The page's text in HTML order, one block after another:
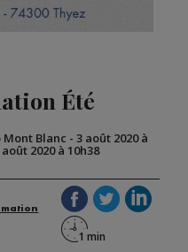
Été
Blanc - 3 août 2020 à
2020 à 10h38